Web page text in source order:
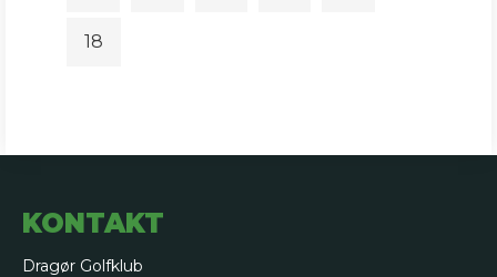
18
KONTAKT
Dragør Golfklub